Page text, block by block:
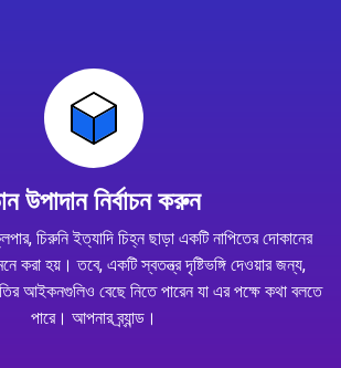
উপাদান নির্বাচন করুন
চিরুনি ইত্যাদি চিহ্ন ছাড়া একটি নাপিতের দোকানের
করা হয়। তবে, একটি স্বতন্ত্র দৃষ্টিভঙ্গি দেওয়ার জন্য,
আইকনগুলিও বেছে নিতে পারেন যা এর পক্ষে কথা বলতে
পারে। আপনার ব্র্যান্ড।